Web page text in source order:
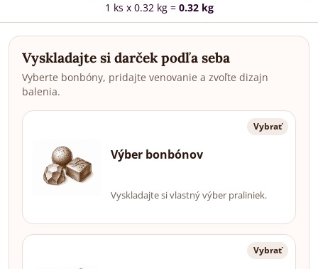
1 ks x 0.32 kg = 0.32kg
Vyskladajte si darček podľa seba
Vyberte bonbóny, pridajte venovanie a zvoľte dizajn
balenia.
Vybrať
Výber bonbónov
Vyskladajte si vlastný výber praliniek.
Vybrať